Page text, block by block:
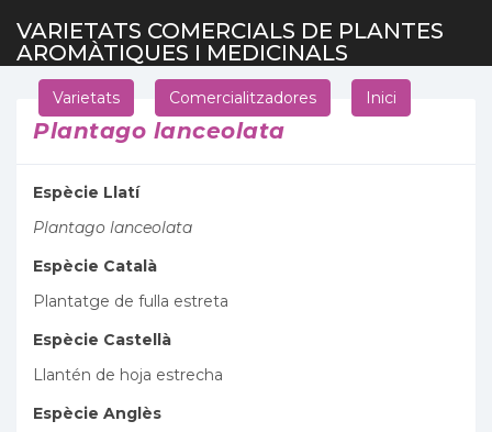
VARIETATS COMERCIALS DE PLANTES
AROMÀTIQUES I MEDICINALS
Varietats Comercialitzadores Inici
Plantago lanceolata
Espècie Llatí
Plantago lanceolata
Espècie Català
Plantatge de fulla estreta
Espècie Castellà
Llantén de hoja estrecha
Espècie Anglès